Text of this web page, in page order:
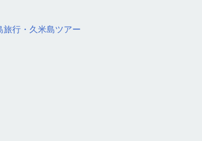
旅行・久米島ツアー